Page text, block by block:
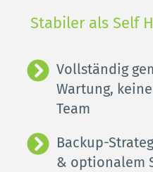
Stabiler als Self
Vollständig
Wartung,
Team
Backup-
& optionalem